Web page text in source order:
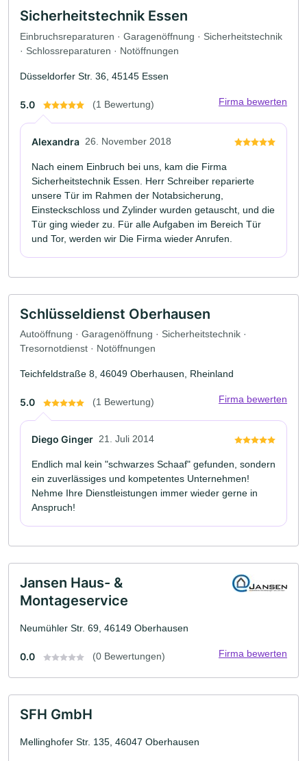
Sicherheitstechnik Essen
Einbruchsreparaturen · Garagenöffnung · Sicherheitstechnik
· Schlossreparaturen · Notöffnungen
Düsseldorfer Str. 36, 45145 Essen
5.0 (1 Bewertung) Firma bewerten
Alexandra 26. November 2018
Nach einem Einbruch bei uns, kam die Firma
Sicherheitstechnik Essen. Herr Schreiber reparierte
unsere Tür im Rahmen der Notabsicherung,
Einsteckschloss und Zylinder wurden getauscht, und die
Tür ging wieder zu. Für alle Aufgaben im Bereich Tür
und Tor, werden wir Die Firma wieder Anrufen.
Schlüsseldienst Oberhausen
Autoöffnung · Garagenöffnung · Sicherheitstechnik ·
Tresornotdienst · Notöffnungen
Teichfeldstraße 8, 46049 Oberhausen, Rheinland
5.0 (1 Bewertung) Firma bewerten
Diego Ginger 21. Juli 2014
Endlich mal kein "schwarzes Schaaf" gefunden, sondern
ein zuverlässiges und kompetentes Unternehmen!
Nehme Ihre Dienstleistungen immer wieder gerne in
Anspruch!
Jansen Haus- &
Montageservice
Neumühler Str. 69, 46149 Oberhausen
0.0 (0 Bewertungen) Firma bewerten
SFH GmbH
Mellinghofer Str. 135, 46047 Oberhausen